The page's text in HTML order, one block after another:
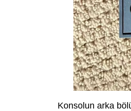
Konsolun arka